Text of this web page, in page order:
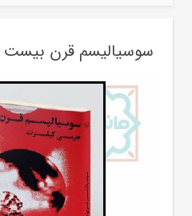
سوسیالیسم قرن بیست